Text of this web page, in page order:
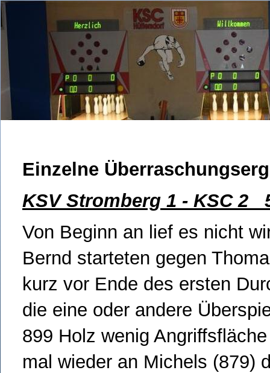
Einzelne
KSV Stromberg 1 - KSC
Von Beginn an lief es nicht
Bernd starteten gegen
kurz vor Ende des ersten
die eine oder andere
899 Holz wenig
mal wieder an Michels (879)